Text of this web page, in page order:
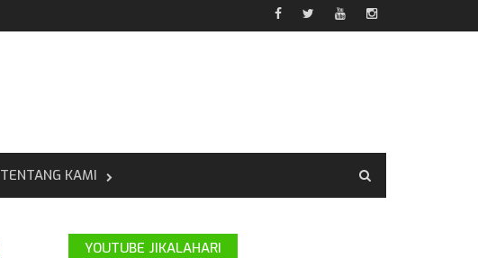
TENTANG KAMI
YOUTUBE JIKALAHARI